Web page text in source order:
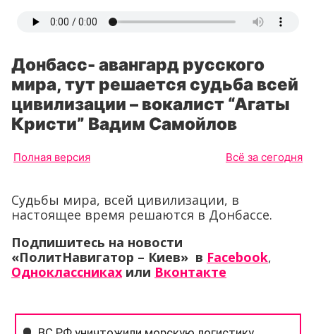
Донбасс- авангард русского
мира, тут решается судьба всей
цивилизации – вокалист “Агаты
Кристи” Вадим Самойлов
Полная версия Всё за сегодня
Судьбы мира, всей цивилизации, в
настоящее время решаются в Донбассе.
Подпишитесь на новости
«ПолитНавигатор – Киев» в Facebook,
Одноклассниках или Вконтакте